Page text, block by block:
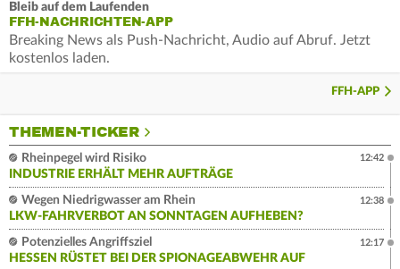
Bleib auf dem Laufenden
FFH-NACHRICHTEN-APP
Breaking News als Push-Nachricht, Audio auf Abruf. Jetzt
kostenlos laden.
FFH-APP
THEMEN-TICKER
Rheinpegel wird Risiko
INDUSTRIE ERHÄLT MEHR AUFTRÄGE
12:42
Wegen Niedrigwasser am Rhein
LKW-FAHRVERBOT AN SONNTAGEN AUFHEBEN?
12:38
Potenzielles Angriffsziel
HESSEN RÜSTET BEI DER SPIONAGEABWEHR AUF
12:17